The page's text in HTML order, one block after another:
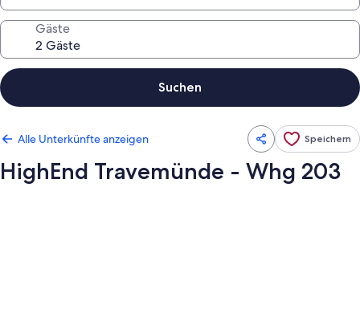
Gäste
Suchen
Alle Unterkünfte anzeigen Speichern
HighEnd Travemünde - Whg 203